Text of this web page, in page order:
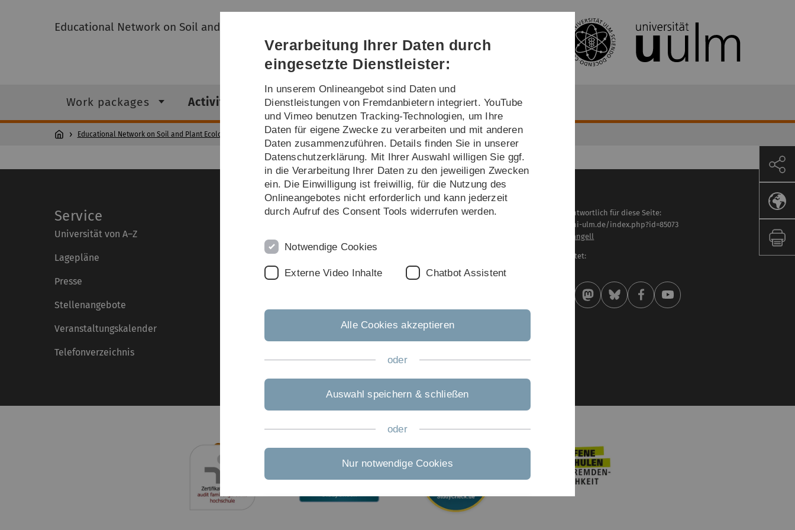
Direkt
Direkt
Direkt
(Sprache,
Drucken,
Social
Direkt
Direkt
Educational Network on Soil and Plant Ecology and Management
Work packages Activities Exchange possibilities ...
Educational Network on Soil and Plant Ecology and Management Activities Multiplier Events Results and Experience from our project
Service
Universität von A–Z
Lagepläne
Presse
Stellenangebote
Veranstaltungskalender
Telefonverzeichnis
Rechtliche Hinweise
Leichte Sprache
Inhaltlich verantwortlich für diese Seite:
https://www.uni-ulm.de/index.php?id=85073
Philipp von Wrangell
Zuletzt bearbeitet:
Verarbeitung Ihrer Daten durch
eingesetzte Dienstleister:
In unserem Onlineangebot sind Daten und
Dienstleistungen von Fremdanbietern integriert. YouTube
und Vimeo benutzen Tracking-Technologien, um Ihre
Daten für eigene Zwecke zu verarbeiten und mit anderen
Daten zusammenzuführen. Details finden Sie in unserer
Datenschutzerklärung. Mit Ihrer Auswahl willigen Sie ggf.
in die Verarbeitung Ihrer Daten zu den jeweiligen Zwecken
ein. Die Einwilligung ist freiwillig, für die Nutzung des
Onlineangebotes nicht erforderlich und kann jederzeit
durch Aufruf des Consent Tools widerrufen werden.
Notwendige Cookies
Externe Video Inhalte Chatbot Assistent
Alle Cookies akzeptieren
oder
Auswahl speichern & schließen
oder
Nur notwendige Cookies